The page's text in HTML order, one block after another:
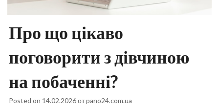
Про що цікаво
поговорити з дівчиною
на побаченні?
Posted on 14.02.2026отpano24.com.ua